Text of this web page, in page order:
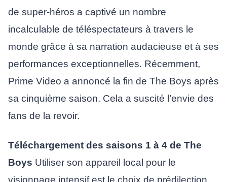
de super-héros a captivé un nombre
incalculable de téléspectateurs à travers le
monde grâce à sa narration audacieuse et à ses
performances exceptionnelles. Récemment,
Prime Video a annoncé la fin de The Boys après
sa cinquième saison. Cela a suscité l’envie des
fans de la revoir.
Téléchargement des saisons 1 à 4 de The
Boys Utiliser son appareil local pour le
visionnage intensif est le choix de prédilection